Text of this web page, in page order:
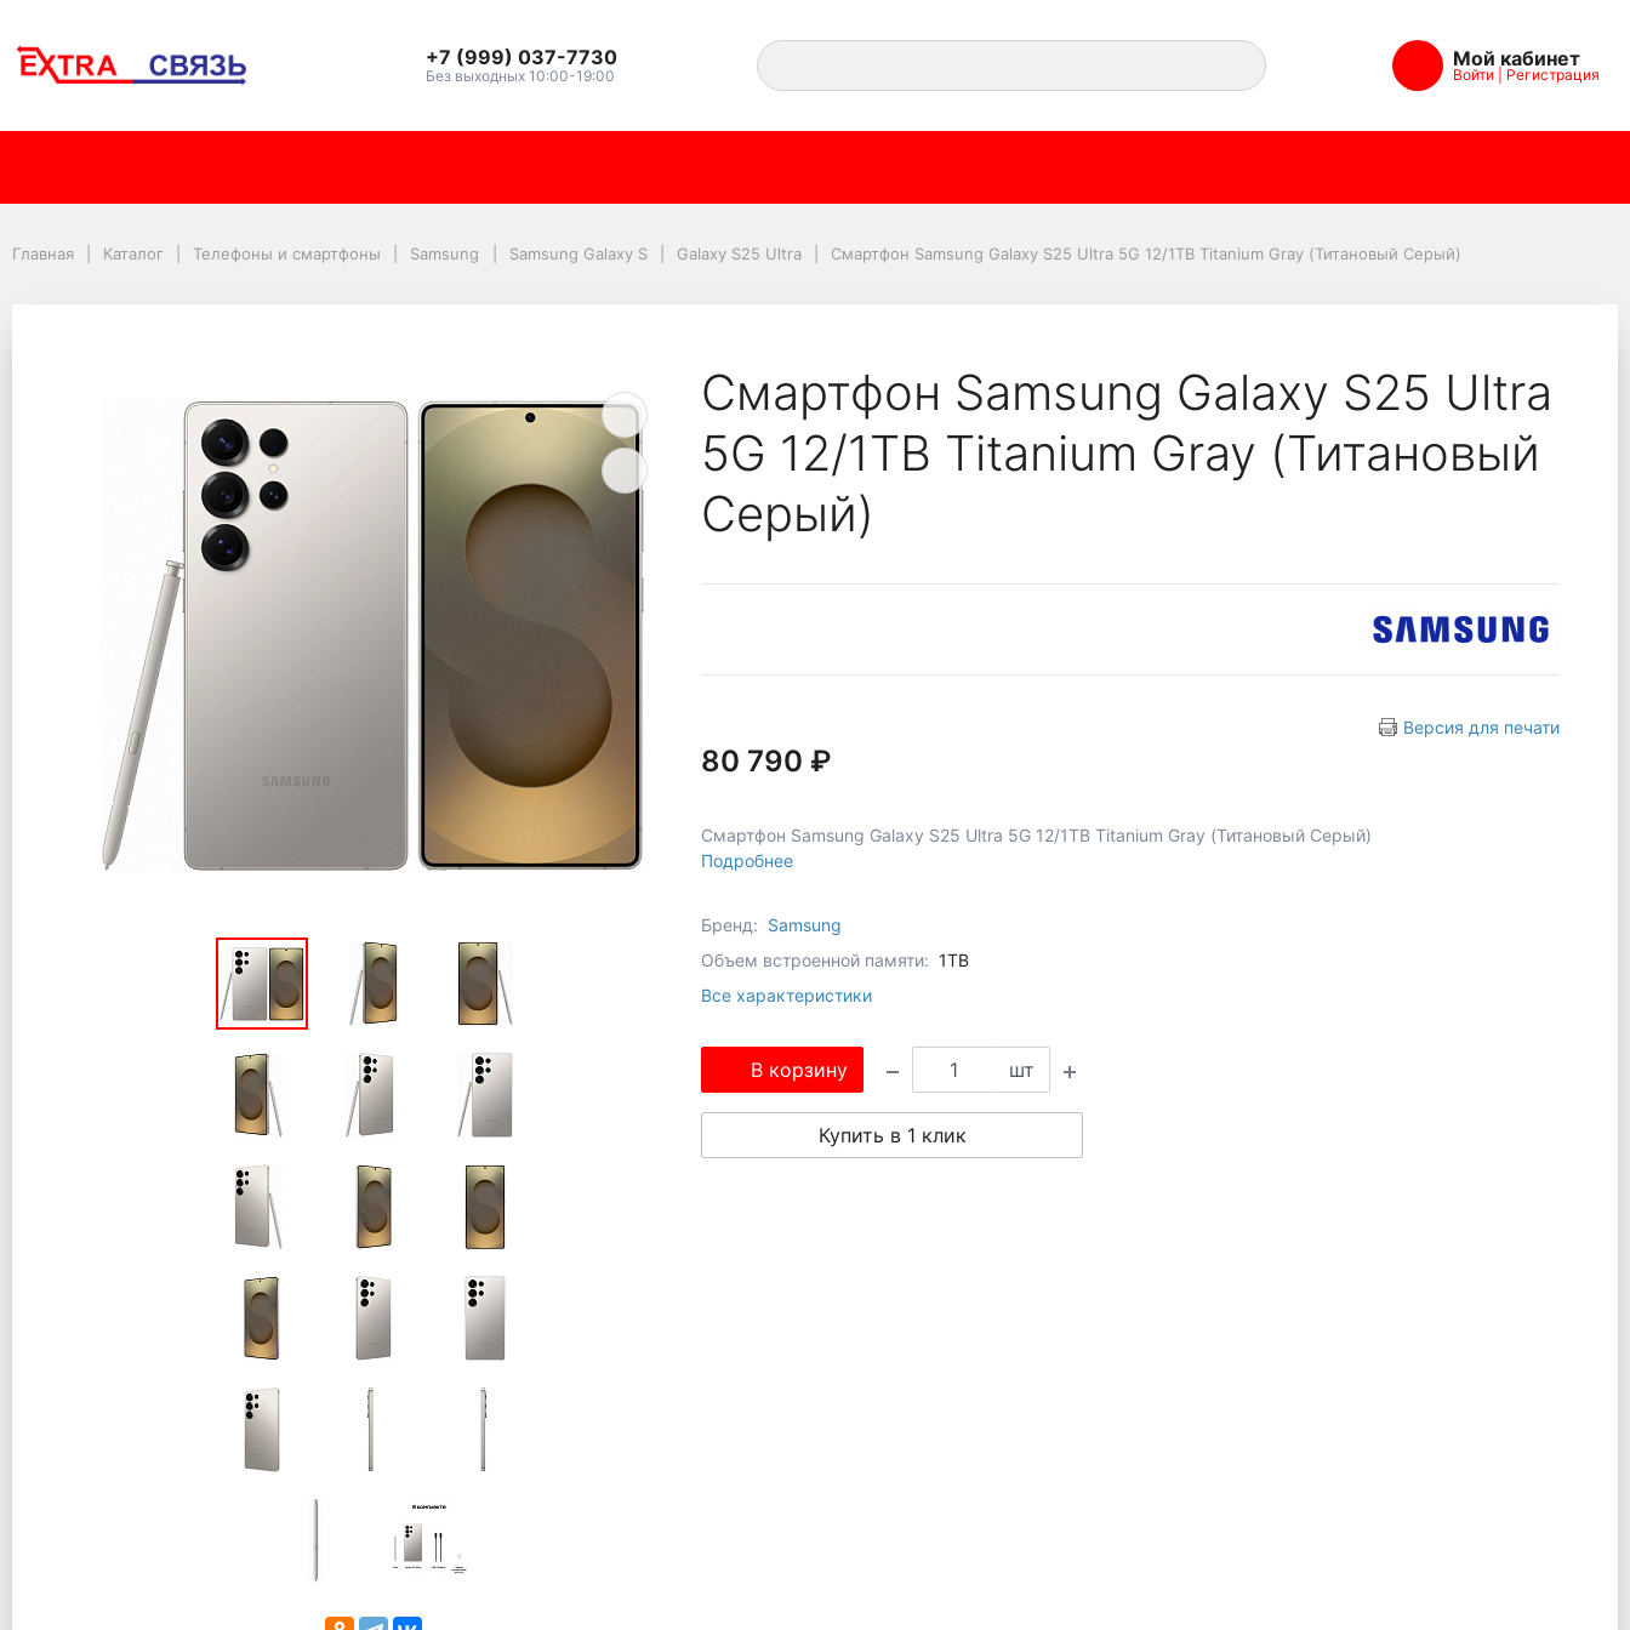
+7 (999) 037-7730
Без выходных 10:00-19:00
Мой кабинет
Войти Регистрация
Смартфон Samsung Galaxy S25 Ultra 5G 12/1TB Titanium Gray
Главная Каталог Телефоны и смартфоны Samsung Samsung Galaxy S Galaxy S25 Ultra Смартфон Samsung Galaxy S25 Ultra 5G 12/1TB Titanium Gray (Титановый Серый)
Смартфон Samsung Galaxy S25 Ultra
5G 12/1TB Titanium Gray (Титановый
Серый)
Версия для печати
80 790 ₽
Смартфон Samsung Galaxy S25 Ultra 5G 12/1TB Titanium Gray (Титановый Серый)
Подробнее
Бренд: Samsung
Объем встроенной памяти: 1TB
Все характеристики
В корзину шт
Купить в 1 клик